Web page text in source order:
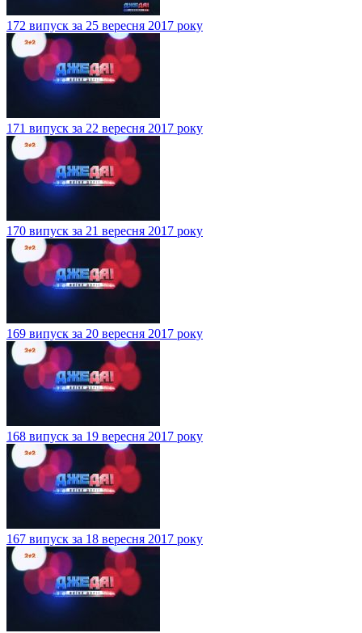
172 випуск за 25 вересня 2017 року
171 випуск за 22 вересня 2017 року
170 випуск за 21 вересня 2017 року
169 випуск за 20 вересня 2017 року
168 випуск за 19 вересня 2017 року
167 випуск за 18 вересня 2017 року